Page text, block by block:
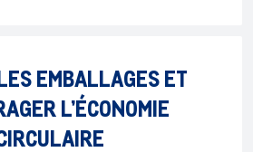
EMBALLAGES ET
L’ÉCONOMIE